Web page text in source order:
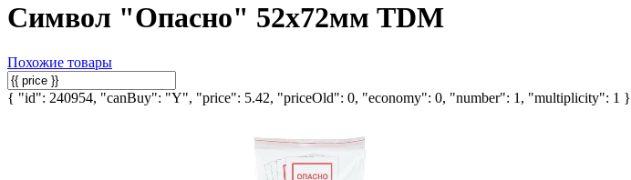
Символ "Опасно" 52х72мм TDM
Похожие товары
{ "id": 240954, "canBuy": "Y", "price": 5.42, "priceOld": 0, "economy": 0, "number": 1, "multiplicity": 1 }